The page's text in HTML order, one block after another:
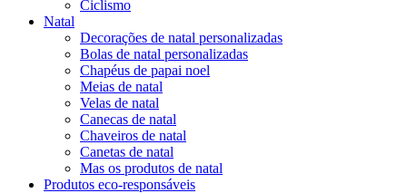
Ciclismo
Natal
Decorações de natal personalizadas
Bolas de natal personalizadas
Chapéus de papai noel
Meias de natal
Velas de natal
Canecas de natal
Chaveiros de natal
Canetas de natal
Mas os produtos de natal
Produtos eco-responsáveis